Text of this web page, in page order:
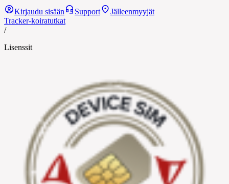
Kirjaudu sisään Support
Jälleenmyyjät
Tracker-koiratutkat
/
Lisenssit